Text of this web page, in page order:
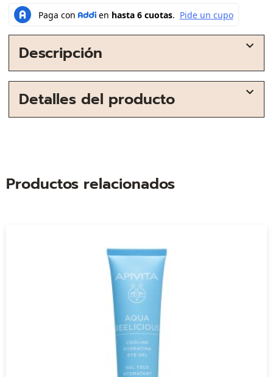
Descripción
Detalles del producto
Productos relacionados